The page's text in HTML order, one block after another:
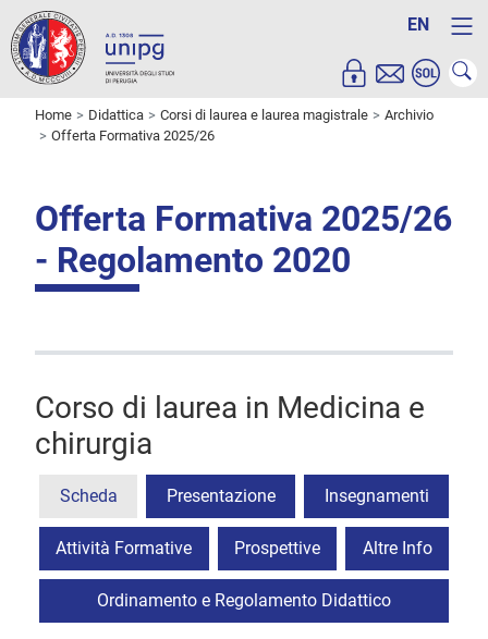
EN
Home Didattica Corsi di laurea e laurea magistrale
Archivio
Offerta Formativa 2025/26
Offerta Formativa 2025/26
- Regolamento 2020
Corso di laurea in Medicina e
chirurgia
Scheda Presentazione Insegnamenti
Attività Formative Prospettive Altre Info
Ordinamento e Regolamento Didattico